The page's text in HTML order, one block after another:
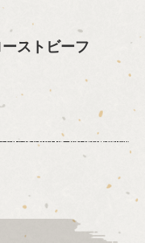
ストビーフ